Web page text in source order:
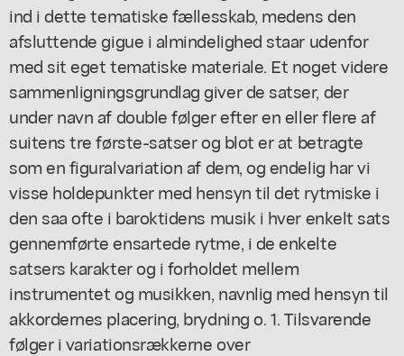
ind i dette tematiske fællesskab, medens den
afsluttende gigue i almindelighed staar udenfor
med sit eget tematiske materiale. Et noget videre
sammenligningsgrundlag giver de satser, der
under navn af double følger efter en eller flere af
suitens tre første-satser og blot er at betragte
som en figuralvariation af dem, og endelig har vi
visse holdepunkter med hensyn til det rytmiske i
den saa ofte i baroktidens musik i hver enkelt sats
gennemførte ensartede rytme, i de enkelte
satsers karakter og i forholdet mellem
instrumentet og musikken, navnlig med hensyn til
akkordernes placering, brydning o. 1. Tilsvarende
følger i variationsrækkerne over